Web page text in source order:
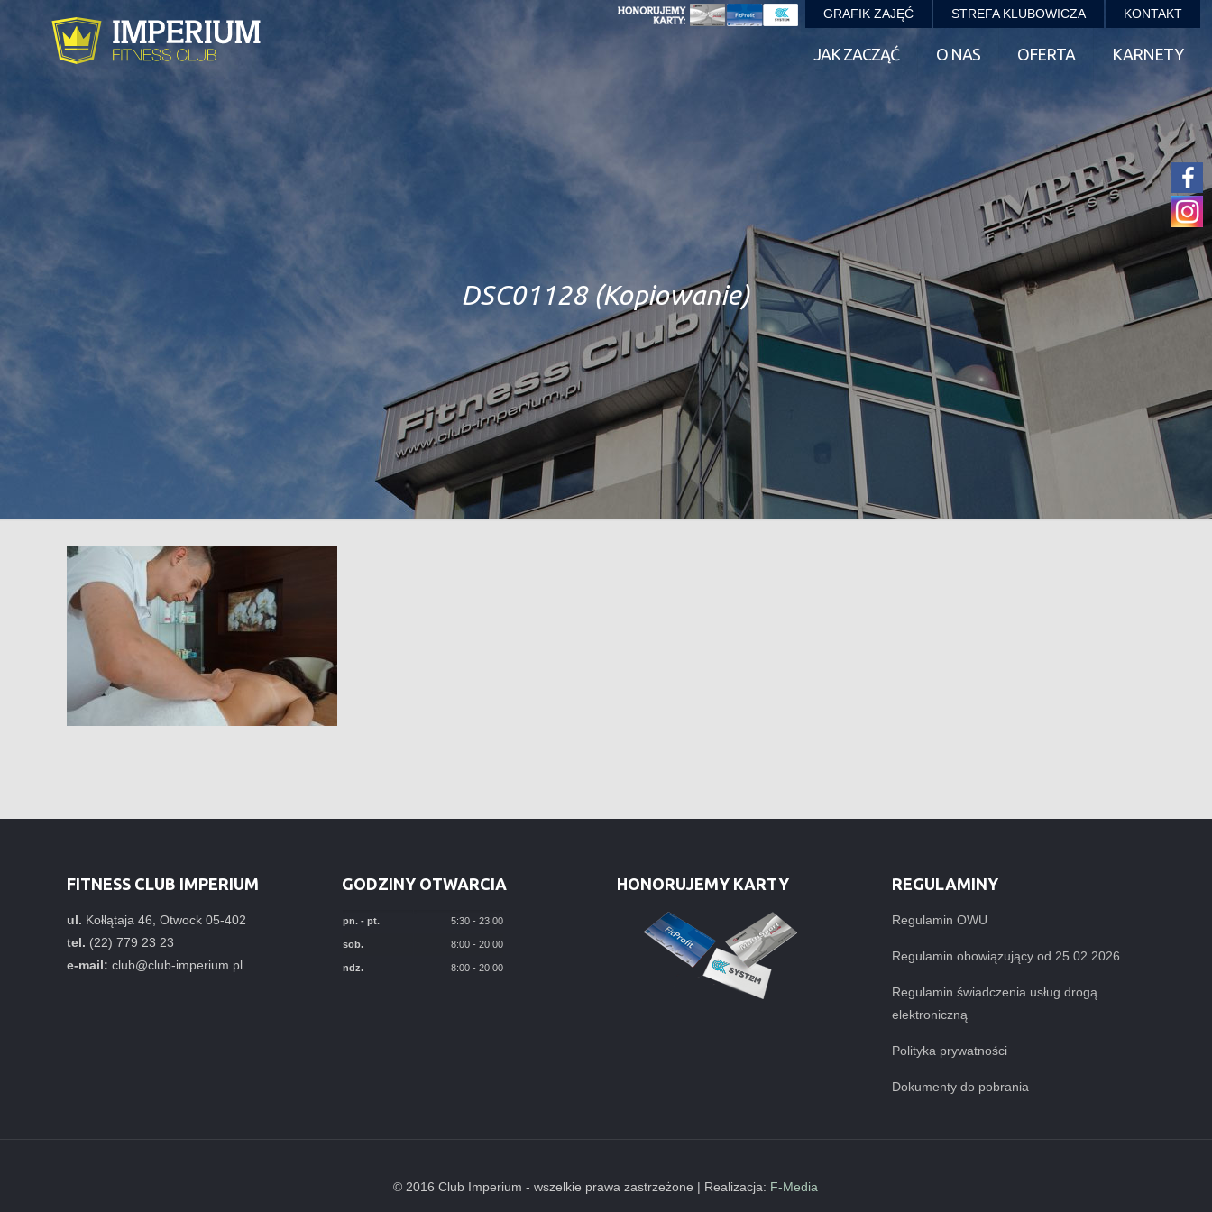
KONTAKT
STREFA KLUBOWICZA
GRAFIK ZAJĘĆ
JAK ZACZĄĆ O NAS OFERTA KARNETY
DSC01128 (Kopiowanie)
FITNESS CLUB IMPERIUM
ul. Kołłątaja 46, Otwock 05-402
tel. (22) 779 23 23
e-mail: club@club-imperium.pl
GODZINY OTWARCIA
pn. - pt. 5:30 - 23:00
sob. 8:00 - 20:00
ndz. 8:00 - 20:00
HONORUJEMY KARTY REGULAMINY
Regulamin OWU
Regulamin obowiązujący od 25.02.2026
Regulamin świadczenia usług drogą
elektroniczną
Polityka prywatności
Dokumenty do pobrania
© 2016 Club Imperium - wszelkie prawa zastrzeżone | Realizacja: F-Media